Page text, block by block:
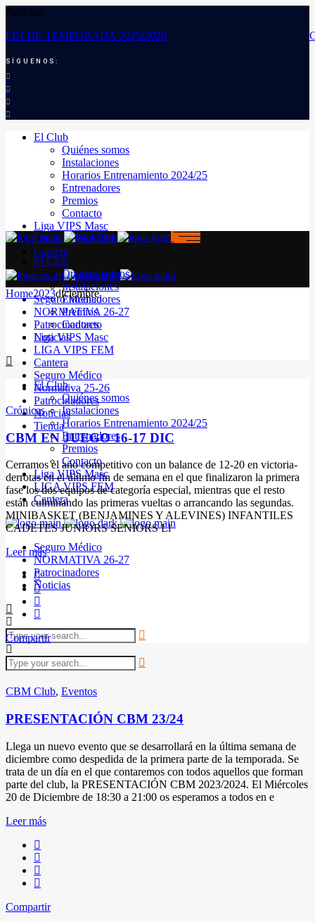
Noticias:
FIN DE TEMPORADA 2025/2026
SÍGUENOS:
El Club
Quiénes somos
Instalaciones
Horarios Entrenamiento 2024/25
Entrenadores
Premios
Contacto
Liga VIPS Masc
LIGA VIPS FEM
Cantera
Seguro Médico
NORMATIVA 26-27
Patrocinadores
Noticias
El Club
Quiénes somos
Instalaciones
Horarios Entrenamiento 2024/25
Entrenadores
Premios
Contacto
Liga VIPS Masc
LIGA VIPS FEM
Cantera
Seguro Médico
NORMATIVA 26-27
Patrocinadores
Noticias
El Club
Quiénes somos
Instalaciones
Entrenadores
Premios
Contacto
Liga VIPS Masc
LIGA VIPS FEM
Cantera
Seguro Médico
Normativa 25-26
Patrocinadores
Noticias
Tienda
Home2023diciembre
Crónicas
CBM EN JUEGO 16-17 DIC
Cerramos el año competitivo con un balance de 12-20 en victoria-
derrotas en el último fin de semana en el que finalizaron la primera
fase los dos equipos de categoría especial, mientras que el resto
están culminando las primeras vueltas o arrancando las segundas.
MINIBASKET (BENJAMINES Y ALEVINES) INFANTILES
CADETES JUNIORS SENIORS Ll
Leer más
Compartir
CBM Club, Eventos
PRESENTACIÓN CBM 23/24
Llega un nuevo evento que se desarrollará en la última semana de
diciembre como despedida de la primera parte de la temporada. Se
trata de un día en el que contaremos con todos aquellos que forman
parte del club, la PRESENTACIÓN CBM 2023/2024. El Miércoles
20 de Diciembre de 18:30 a 21:00 os esperamos a todos en e
Leer más
Compartir